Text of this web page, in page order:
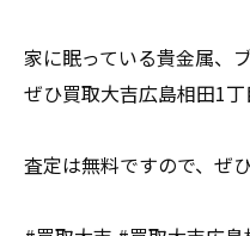
家に眠っている貴金属、
ぜひ買取大吉広島相田1丁
査定は無料ですので、ぜ